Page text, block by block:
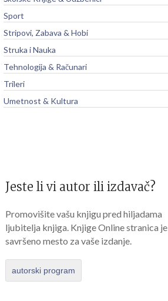
Sport
Stripovi, Zabava & Hobi
Struka i Nauka
Tehnologija & Računari
Trileri
Umetnost & Kultura
Jeste li vi autor ili izdavač?
Promovišite vašu knjigu pred hiljadama
ljubitelja knjiga. Knjige Online stranica je
savršeno mesto za vaše izdanje.
autorski program